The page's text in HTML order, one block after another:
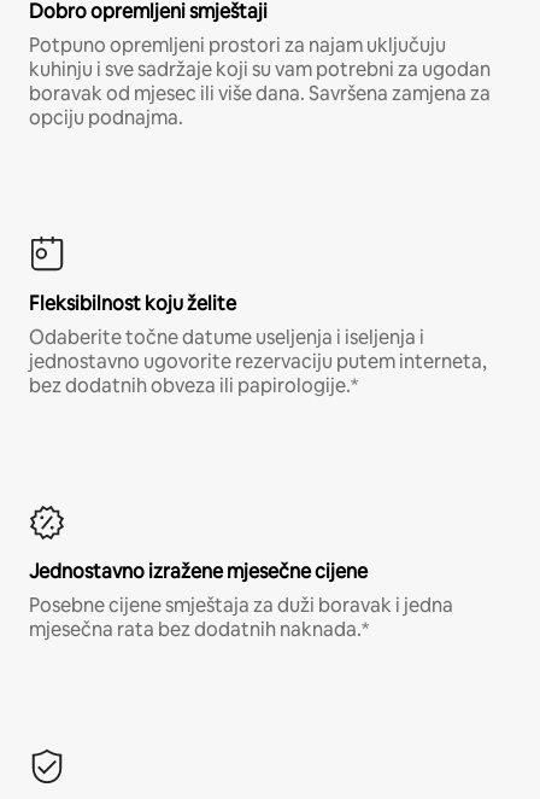
Dobro opremljeni smještaji
Potpuno opremljeni prostori za najam uključuju
kuhinju i sve sadržaje koji su vam potrebni za ugodan
boravak od mjesec ili više dana. Savršena zamjena za
opciju podnajma.
Fleksibilnost koju želite
Odaberite točne datume useljenja i iseljenja i
jednostavno ugovorite rezervaciju putem interneta,
bez dodatnih obveza ili papirologije.*
Jednostavno izražene mjesečne cijene
Posebne cijene smještaja za duži boravak i jedna
mjesečna rata bez dodatnih naknada.*